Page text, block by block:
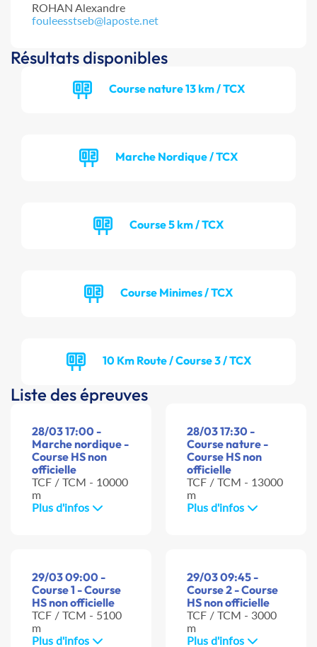
ROHAN Alexandre
fouleesstseb@laposte.net
Résultats disponibles
Course nature 13 km / TCX
Marche Nordique / TCX
Course 5 km / TCX
Course Minimes / TCX
10 Km Route / Course 3 / TCX
Liste des épreuves
28/03 17:00 -
Marche nordique -
Course HS non
officielle
TCF / TCM - 10000
m
Plus d'infos
28/03 17:30 -
Course nature -
Course HS non
officielle
TCF / TCM - 13000
m
Plus d'infos
29/03 09:00 -
Course 1 - Course
HS non officielle
TCF / TCM - 5100
m
Plus d'infos
29/03 09:45 -
Course 2 - Course
HS non officielle
TCF / TCM - 3000
m
Plus d'infos